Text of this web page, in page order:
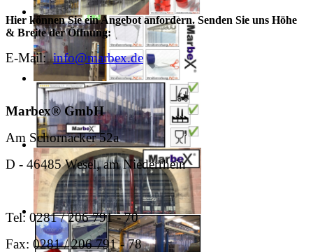
Hier können Sie ein Angebot anfordern. Senden Sie uns Höhe
& Breite der Öffnung:
E-Mail:info@marbex.de
Marbex® GmbH
Am Schornacker 52a
D - 46485 Wesel, am Niederrhein
Tel: 0281 / 206 791 - 70
Fax: 0281 / 206 791 - 78